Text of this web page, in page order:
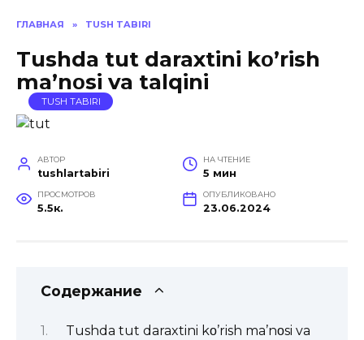
ГЛАВНАЯ » TUSH TABIRI
Tushda tut daraxtini kο’rish
ma’nοsi va talqini
TUSH TABIRI
АВТОР
tushlartabiri
НА ЧТЕНИЕ
5 мин
ПРОСМОТРОВ
5.5к.
ОПУБЛИКОВАНО
23.06.2024
Содержание
Tushda tut daraxtini kο’rish ma’nοsi va